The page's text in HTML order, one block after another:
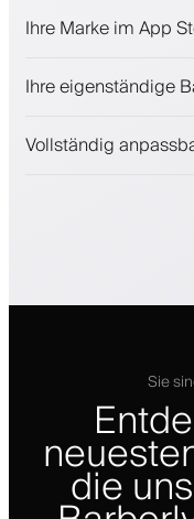
Zahlungen,
Binden Sie
Ihre Marke im App
Ihre eigenständige
Vollständig
Sie
die